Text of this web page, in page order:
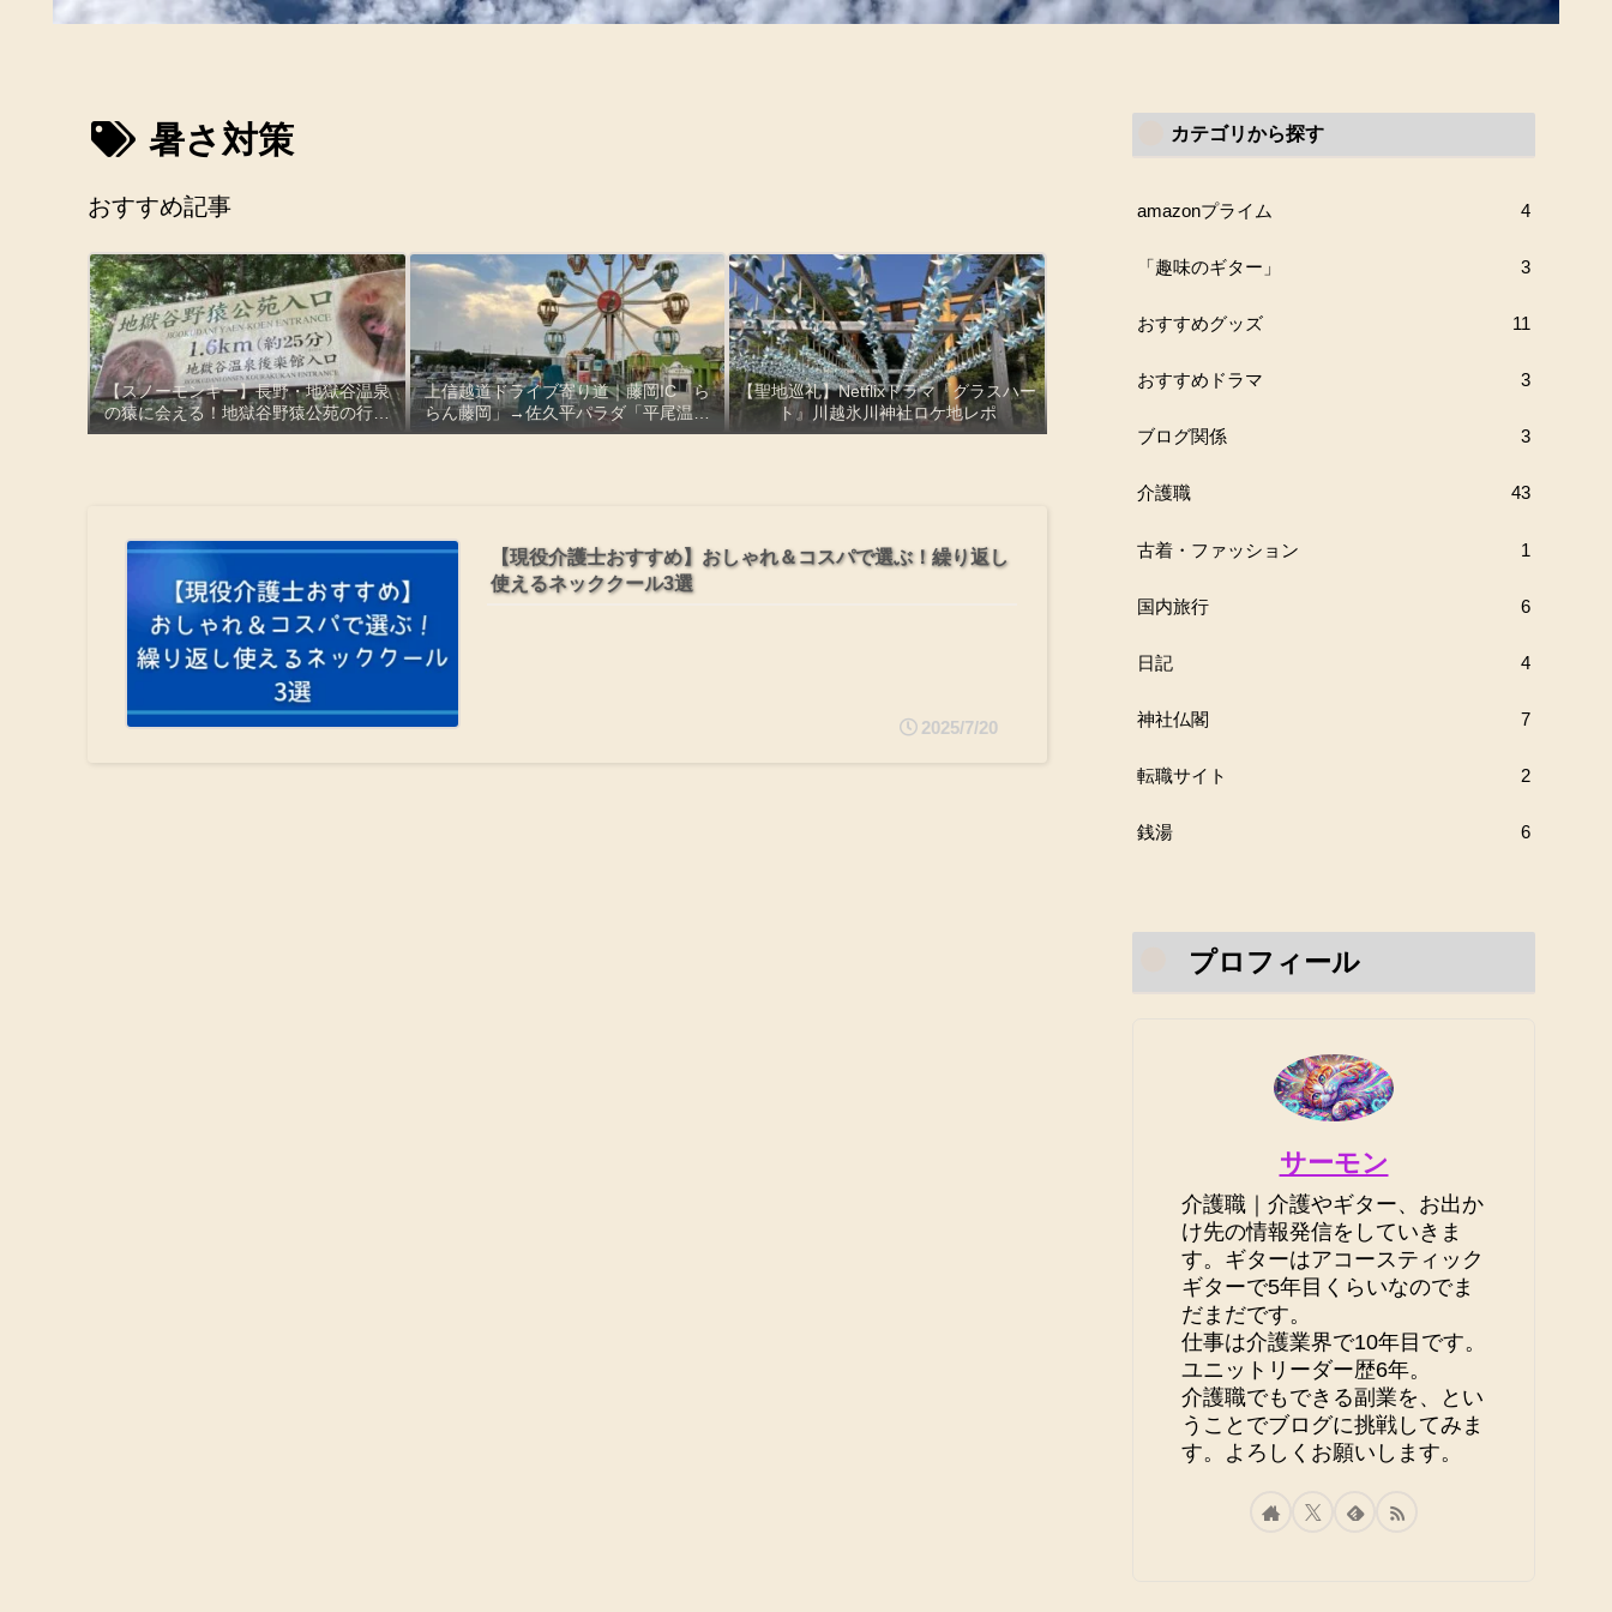
暑さ対策
おすすめ記事
【スノーモンキー】長野・地獄谷温泉
の猿に会える！地獄谷野猿公苑の行き
方と実際に歩いた感想
上信越道ドライブ寄り道｜藤岡IC「ら
らん藤岡」→佐久平パラダ「平尾温泉
みはらしの湯」絶景レポ【観覧車・お
【聖地巡礼】Netflixドラマ『グラスハー
ト』川越氷川神社ロケ地レポ
【現役介護士おすすめ】おしゃれ＆コスパで選ぶ！繰り返し
使えるネッククール3選
2025/7/20
カテゴリから探す
amazonプライム 4
「趣味のギター」 3
おすすめグッズ 11
おすすめドラマ 3
ブログ関係 3
介護職 43
古着・ファッション 1
国内旅行 6
日記 4
神社仏閣 7
転職サイト 2
銭湯 6
プロフィール
サーモン
介護職｜介護やギター、お出か
け先の情報発信をしていきま
す。ギターはアコースティック
ギターで5年目くらいなのでま
だまだです。
仕事は介護業界で10年目です。
ユニットリーダー歴6年。
介護職でもできる副業を、とい
うことでブログに挑戦してみま
す。よろしくお願いします。